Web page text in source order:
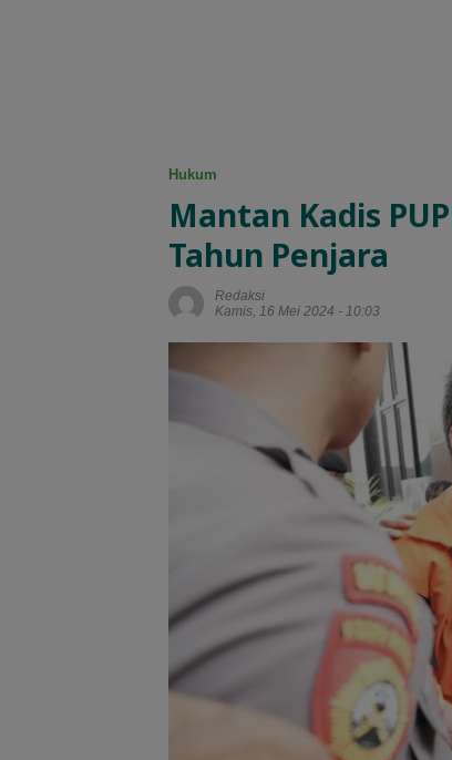
Hukum
Mantan Kadis
Tahun Penjara
Redaksi
Kamis, 16 Mei 2024 - 10:03